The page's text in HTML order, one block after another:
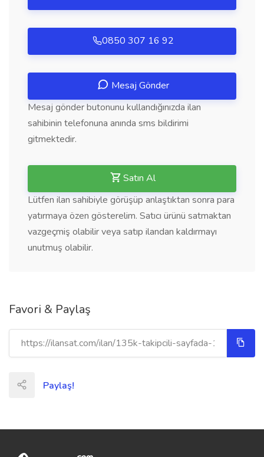
0850 307 16 92
Mesaj Gönder
Mesaj gönder butonunu kullandığınızda ilan
sahibinin telefonuna anında sms bildirimi
gitmektedir.
Satın Al
Lütfen ilan sahibiyle görüşüp anlaştıktan sonra para
yatırmaya özen gösterelim. Satıcı ürünü satmaktan
vazgeçmiş olabilir veya satıp ilandan kaldırmayı
unutmuş olabilir.
Favori & Paylaş
Paylaş!